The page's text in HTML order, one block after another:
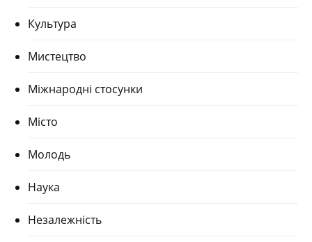
Культура
Мистецтво
Міжнародні стосунки
Місто
Молодь
Наука
Незалежність